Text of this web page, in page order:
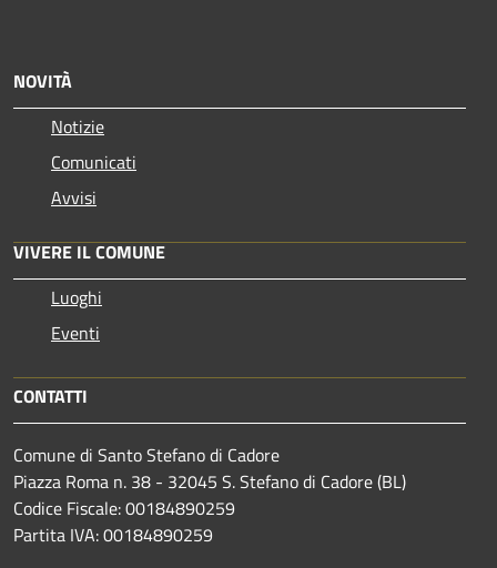
NOVITÀ
Notizie
Comunicati
Avvisi
VIVERE IL COMUNE
Luoghi
Eventi
CONTATTI
Comune di Santo Stefano di Cadore
Piazza Roma n. 38 - 32045 S. Stefano di Cadore (BL)
Codice Fiscale: 00184890259
Partita IVA: 00184890259